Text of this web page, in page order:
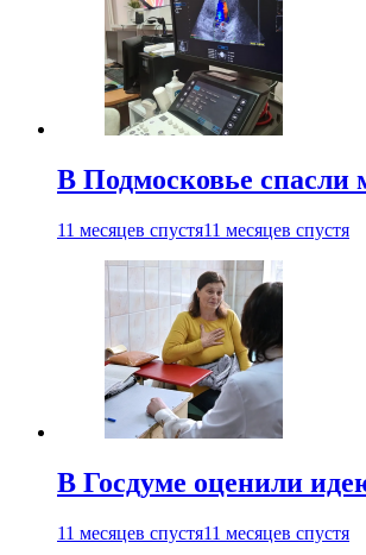
В Подмосковье
11 месяцев спустя11 месяцев спустя
В Госдуме оценили
11 месяцев спустя11 месяцев спустя